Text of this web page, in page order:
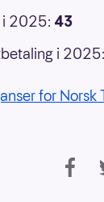
2025: 43
i 2025:
for Norsk